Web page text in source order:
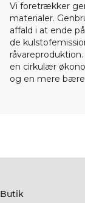
Vi foretrækker
materialer.
affald i at ende
de
en cirkulær
og en mere
Butik